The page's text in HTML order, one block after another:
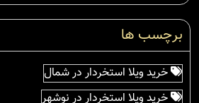
برچسب ها
خرید ویلا استخردار در شمال
خرید ویلا استخردار در نوشهر